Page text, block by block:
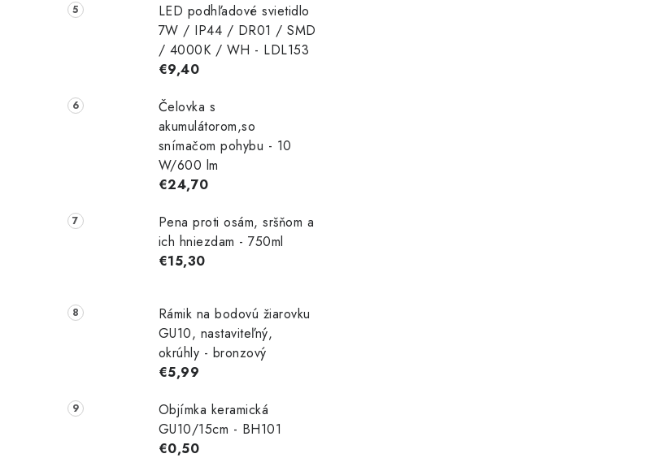
LED podhľadové svietidlo
7W / IP44 / DR01 / SMD
/ 4000K / WH - LDL153
€9,40
Čelovka s
akumulátorom,so
snímačom pohybu - 10
W/600 lm
€24,70
Pena proti osám, sršňom a
ich hniezdam - 750ml
€15,30
Rámik na bodovú žiarovku
GU10, nastaviteľný,
okrúhly - bronzový
€5,99
Objímka keramická
GU10/15cm - BH101
€0,50